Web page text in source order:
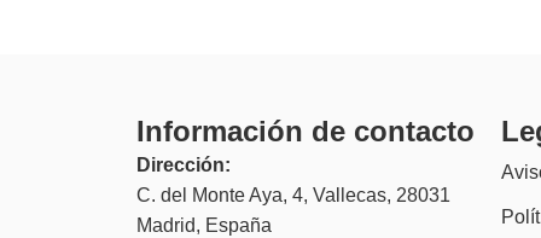
Información de contacto
Dirección:
C. del Monte Aya, 4, Vallecas, 28031
Madrid, España